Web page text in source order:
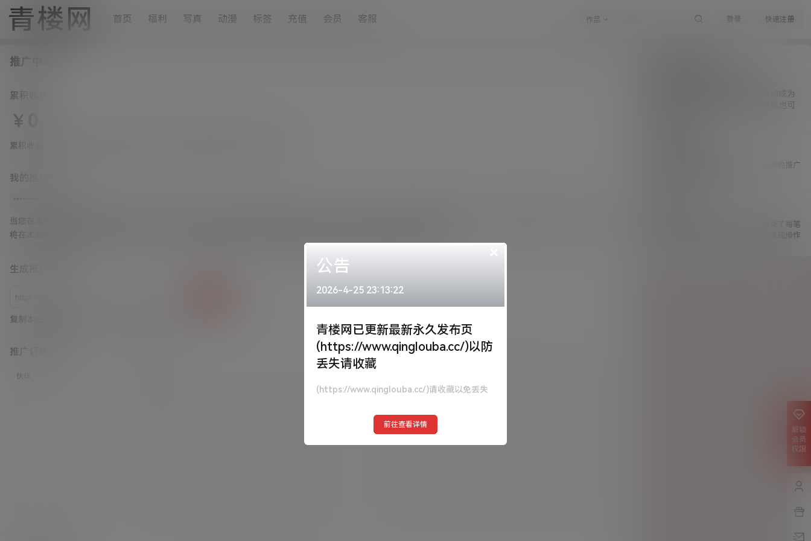
青楼网 首页 福利 写真 动漫 标签 充值 会员 客服 作品 登录 快速注册
推广中心
累积收益
￥
累积收益 = 自己的推广收益 x 收益比例 + 合作伙伴的推广收益 x 收益比例。
我的推广码
当您在本站发布作品、快讯、圈子等内容的时候，会自动生成分享连接（或者二维码），这个连接（二维码）自带您的推广码，可以分享给别人进行推广。您也可以
将在本站的任何网址后面加
生成推广连接
复制本站连接到此处，生成推广连接和二维码。
推广订单列表
伙伴
通过您的连接注册的用户也将自动成为
您的合作伙伴，你的伙伴消费后您也可
您的伙伴消费后，您将获得相应比例的推广
财富中心有您的余额记录，详细记录了每笔
收付账单，您可以在财富中心进行提现操作
×
公告
2026-4-25 23:13:22
青楼网已更新最新永久发布页
(https://www.qinglouba.cc/)以防
丢失请收藏
(https://www.qinglouba.cc/)请收藏以免丢失
前往查看详情
解锁
会员
权限